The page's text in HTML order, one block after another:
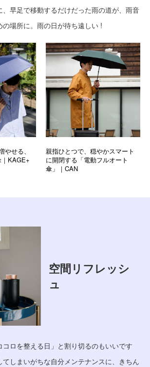
、早足で移動するだけだった雨の道が、雨音
場所に。雨の日が待ち遠しい !
やせる、
KAGE+
親指ひとつで、穏やかスマート
に開閉する「電動フルオート
傘」｜CAN
空間リフレッシ
ュ
ロを整える日」と割り切るのもいいです
しまいがちな自分メンテナンスに、きちん